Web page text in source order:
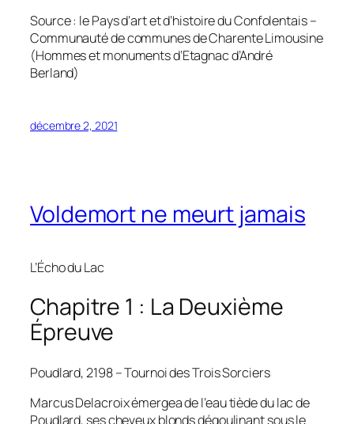
Source : le Pays d’art et d’histoire du Confolentais –
Communauté de communes de Charente Limousine
(Hommes et monuments d’Etagnac d’André
Berland)
décembre 2, 2021
Voldemort ne meurt jamais
L’Écho du Lac
Chapitre 1 : La Deuxième
Épreuve
Poudlard, 2198 – Tournoi des Trois Sorciers
Marcus Delacroix émergea de l’eau tiède du lac de
Poudlard, ses cheveux blonds dégoulinant sous le